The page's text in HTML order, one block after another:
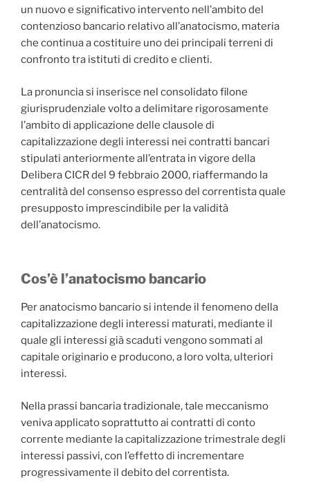
un nuovo e significativo intervento nell’ambito del
contenzioso bancario relativo all’anatocismo, materia
che continua a costituire uno dei principali terreni di
confronto tra istituti di credito e clienti.
La pronuncia si inserisce nel consolidato filone
giurisprudenziale volto a delimitare rigorosamente
l’ambito di applicazione delle clausole di
capitalizzazione degli interessi nei contratti bancari
stipulati anteriormente all’entrata in vigore della
Delibera CICR del 9 febbraio 2000, riaffermando la
centralità del consenso espresso del correntista quale
presupposto imprescindibile per la validità
dell’anatocismo.
Cos’è l’anatocismo bancario
Per anatocismo bancario si intende il fenomeno della
capitalizzazione degli interessi maturati, mediante il
quale gli interessi già scaduti vengono sommati al
capitale originario e producono, a loro volta, ulteriori
interessi.
Nella prassi bancaria tradizionale, tale meccanismo
veniva applicato soprattutto ai contratti di conto
corrente mediante la capitalizzazione trimestrale degli
interessi passivi, con l’effetto di incrementare
progressivamente il debito del correntista.